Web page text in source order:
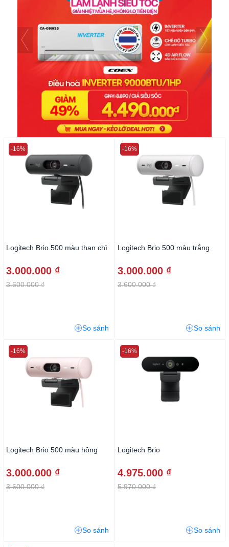
Logitech Brio 500 màu than chì
3.000.000 ₫
3.600.000 ₫
-16%
So sánh
Logitech Brio 500 màu trắng
3.000.000 ₫
3.600.000 ₫
-16%
So sánh
Logitech Brio 500 màu hồng
3.000.000 ₫
3.600.000 ₫
-16%
So sánh
Logitech Brio
4.975.000 ₫
5.970.000 ₫
-16%
So sánh